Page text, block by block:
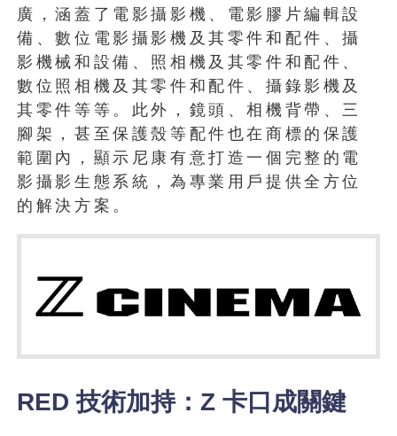
廣，涵蓋了電影攝影機、電影膠片編輯設
備、數位電影攝影機及其零件和配件、攝
影機械和設備、照相機及其零件和配件、
數位照相機及其零件和配件、攝錄影機及
其零件等等。此外，鏡頭、相機背帶、三
腳架，甚至保護殼等配件也在商標的保護
範圍內，顯示尼康有意打造一個完整的電
影攝影生態系統，為專業用戶提供全方位
的解決方案。
RED 技術加持：Z 卡口成關鍵